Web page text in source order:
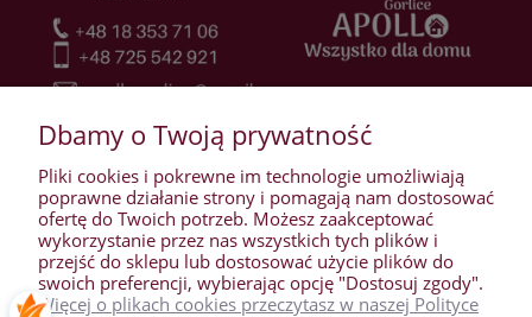
WARUNKI ZAKUPÓW
Dbamy o Twoją prywatność
Pliki cookies i pokrewne im technologie umożliwiają
poprawne działanie strony i pomagają nam dostosować
ofertę do Twoich potrzeb. Możesz zaakceptować
wykorzystanie przez nas wszystkich tych plików i
przejść do sklepu lub dostosować użycie plików do
swoich preferencji, wybierając opcję "Dostosuj zgody".
Więcej o plikach cookies przeczytasz w naszej Polityce